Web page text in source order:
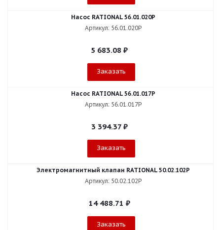
Насос RATIONAL 56.01.020P
Артикул: 56.01.020P
5 683.08 ₽
Заказать
Насос RATIONAL 56.01.017P
Артикул: 56.01.017P
3 394.37₽
Заказать
Электромагнитный клапан RATIONAL 50.02.102P
Артикул: 50.02.102P
14 488.71 ₽
Заказать